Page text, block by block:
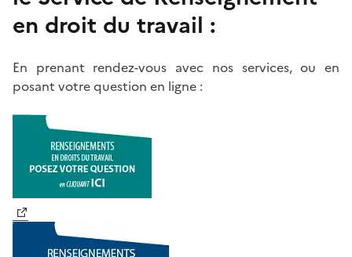
en droit du travail :
En prenant rendez-vous avec nos services, ou en
posant votre question en ligne :